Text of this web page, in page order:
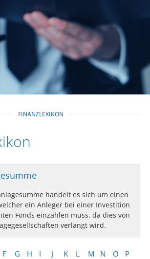
FINANZLEXIKON
F G H I J K L M N O
P
handelt es sich um einen
ein Anleger bei einer Investition
Fonds einzahlen muss, da dies von
verlangt wird.